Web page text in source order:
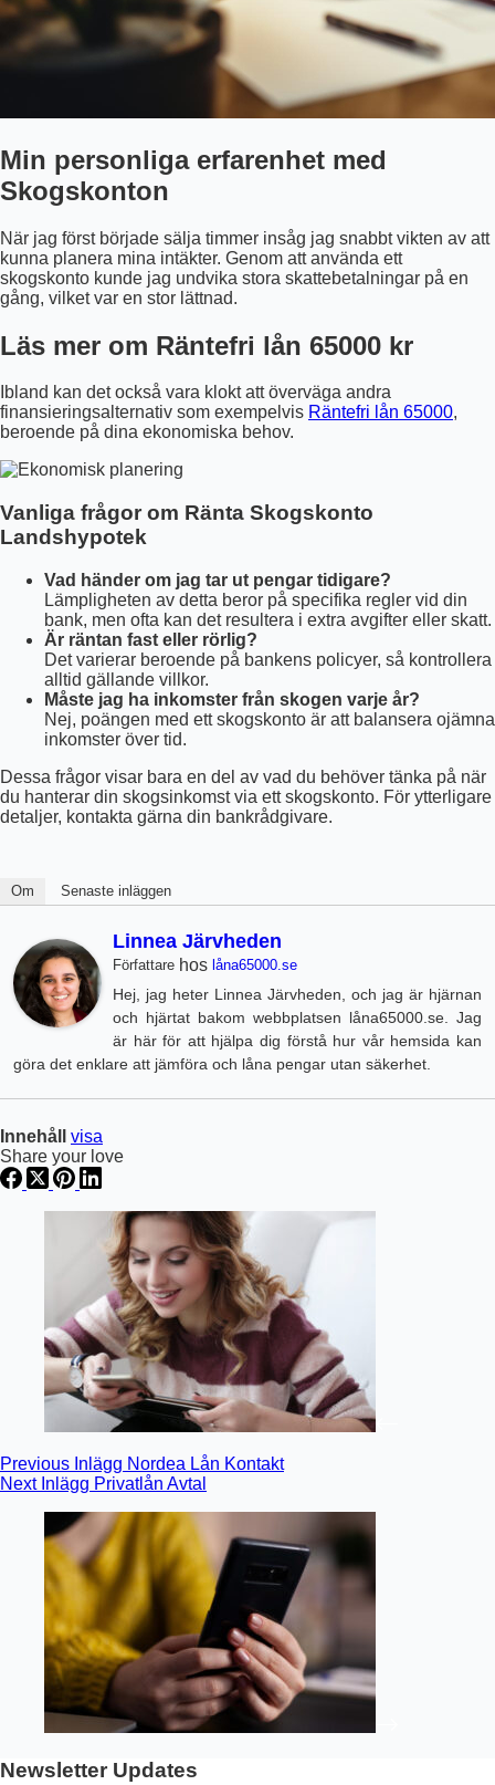
Min personliga erfarenhet med
Skogskonton
När jag först började sälja timmer insåg jag snabbt vikten av att
kunna planera mina intäkter. Genom att använda ett
skogskonto kunde jag undvika stora skattebetalningar på en
gång, vilket var en stor lättnad.
Läs mer om Räntefri lån 65000 kr
Ibland kan det också vara klokt att överväga andra
finansieringsalternativ som exempelvis Räntefri lån 65000,
beroende på dina ekonomiska behov.
Vanliga frågor om Ränta Skogskonto
Landshypotek
Vad händer om jag tar ut pengar tidigare?
Lämpligheten av detta beror på specifika regler vid din
bank, men ofta kan det resultera i extra avgifter eller skatt.
Är räntan fast eller rörlig?
Det varierar beroende på bankens policyer, så kontrollera
alltid gällande villkor.
Måste jag ha inkomster från skogen varje år?
Nej, poängen med ett skogskonto är att balansera ojämna
inkomster över tid.
Dessa frågor visar bara en del av vad du behöver tänka på när
du hanterar din skogsinkomst via ett skogskonto. För ytterligare
detaljer, kontakta gärna din bankrådgivare.
Om Senaste inläggen
Linnea Järvheden
Författare hos låna65000.se
Hej, jag heter Linnea Järvheden, och jag är hjärnan
och hjärtat bakom webbplatsen låna65000.se. Jag
är här för att hjälpa dig förstå hur vår hemsida kan
göra det enklare att jämföra och låna pengar utan säkerhet.
Innehåll
visa
Share your love
Previous Inlägg Nordea Lån Kontakt
Next Inlägg Privatlån Avtal
Newsletter Updates